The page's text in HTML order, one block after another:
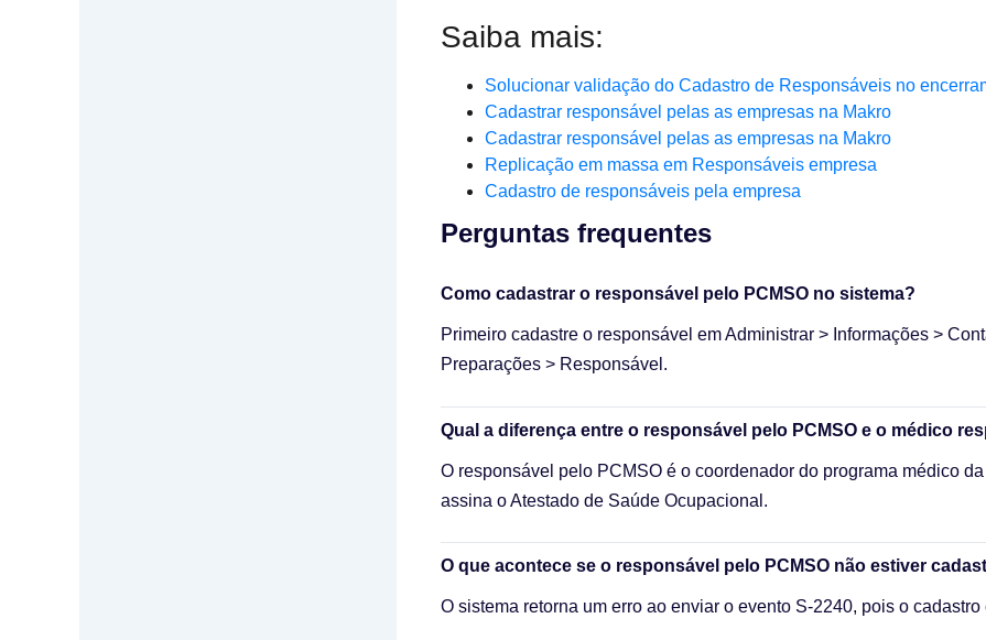
Saiba mais:
Solucionar validação do Cadastro de Responsáveis no
Cadastrar responsável pelas as empresas na Makro
Cadastrar responsável pelas as empresas na Makro
Replicação em massa em Responsáveis empresa
Cadastro de responsáveis pela empresa
Perguntas frequentes​
Como cadastrar o responsável pelo PCMSO no sistema?
Primeiro cadastre o responsável em Administrar > Informações >
Preparações > Responsável.
Qual a diferença entre o responsável pelo PCMSO e o médico
O responsável pelo PCMSO é o coordenador do programa médico
assina o Atestado de Saúde Ocupacional.
O que acontece se o responsável pelo PCMSO não estiver
O sistema retorna um erro ao enviar o evento S-2240, pois o